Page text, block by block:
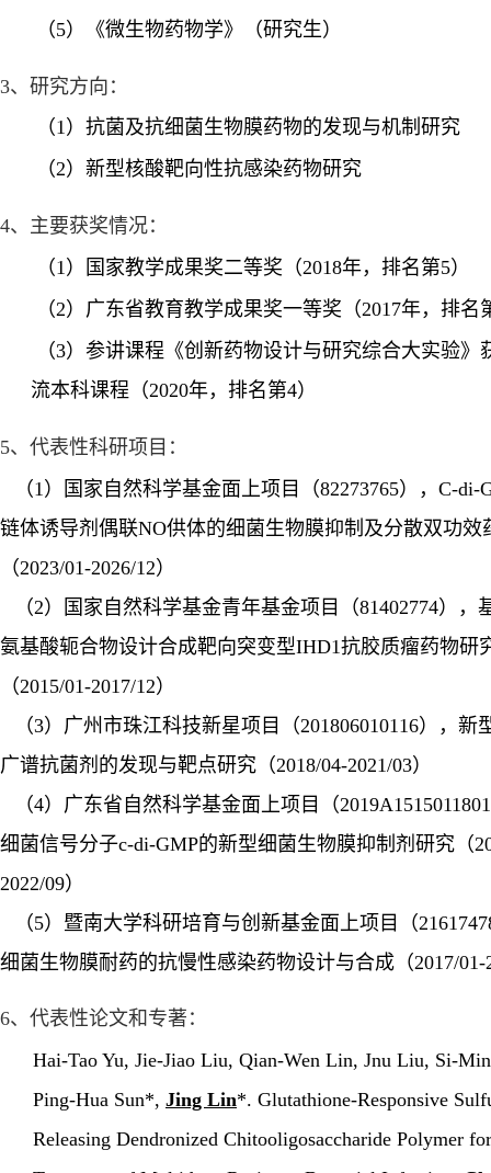
（5）《微生物药物学》（研究生）
3、研究方向：
（1）抗菌及抗细菌生物膜药物的发现与机制研究
（2）新型核酸靶向性抗感染药物研究
4、主要获奖情况：
（1）国家教学成果奖二等奖（2018年，排名第5）
（2）广东省教育教学成果奖一等奖（2017年，排名
（3）参讲课程《创新药物设计与研究综合大实验》
流本科课程（2020年，排名第4）
5、代表性科研项目：
（1 ）国家自然科学基金面上项目（82273765），C-di-
链体诱导剂偶联NO供体的细菌生物膜抑制及分散双功效
（2023/01-2026/12）
（2）国家自然科学基金青年基金项目（81402774），
氨基酸轭合物设计合成靶向突变型IHD1抗胶质瘤药物研
（2015/01-2017/12）
（3）广州市珠江科技新星项目（201806010116），新
广谱抗菌剂的发现与靶点研究（2018/04-2021/03）
（4）广东省自然科学基金面上项目（2019A1515011801
细菌信号分子c-di-GMP的新型细菌生物膜抑制剂研究（
2022/09）
（5）暨南大学科研培育与创新基金面上项目（
细菌生物膜耐药的抗慢性感染药物设计与合成（2017/01-
6、代表性论文和专著：
Hai-Tao Yu, Jie-Jiao Liu, Qian-Wen Lin, Jnu Liu, Si-
Ping-Hua Sun*, Jing Lin*. Glutathione-Responsive
Releasing Dendronized Chitooligosaccharide Polymer